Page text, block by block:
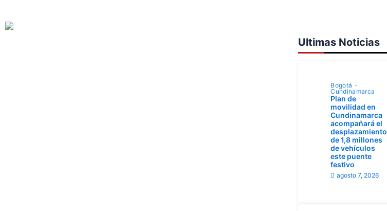
Ultimas Noticias
Bogotá
Cundinamarca
Plan de
movilidad en
Cundinamarca
acompañará el
desplazamiento
de 1,8 millones
de vehículos
este puente
festivo
agosto 7, 2026